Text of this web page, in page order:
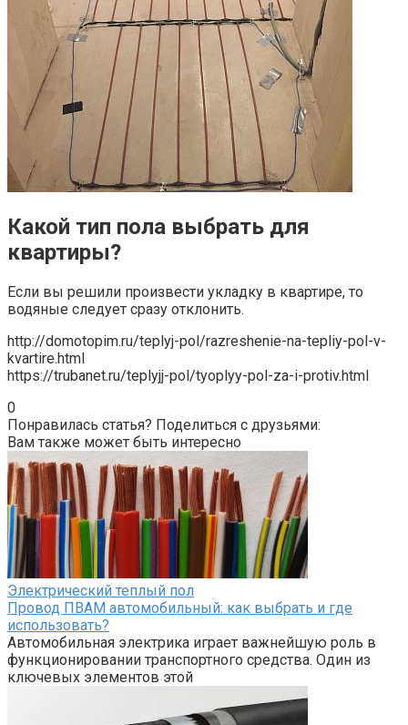
Какой тип пола выбрать для
квартиры?
Если вы решили произвести укладку в квартире, то
водяные следует сразу отклонить.
http://domotopim.ru/teplyj-pol/razreshenie-na-tepliy-pol-v-
kvartire.html
https://trubanet.ru/teplyjj-pol/tyoplyy-pol-za-i-protiv.html
0
Понравилась статья? Поделиться с друзьями:
Вам также может быть интересно
Электрический теплый пол
Провод ПВАМ автомобильный: как выбрать и где
использовать?
Автомобильная электрика играет важнейшую роль в
функционировании транспортного средства. Один из
ключевых элементов этой